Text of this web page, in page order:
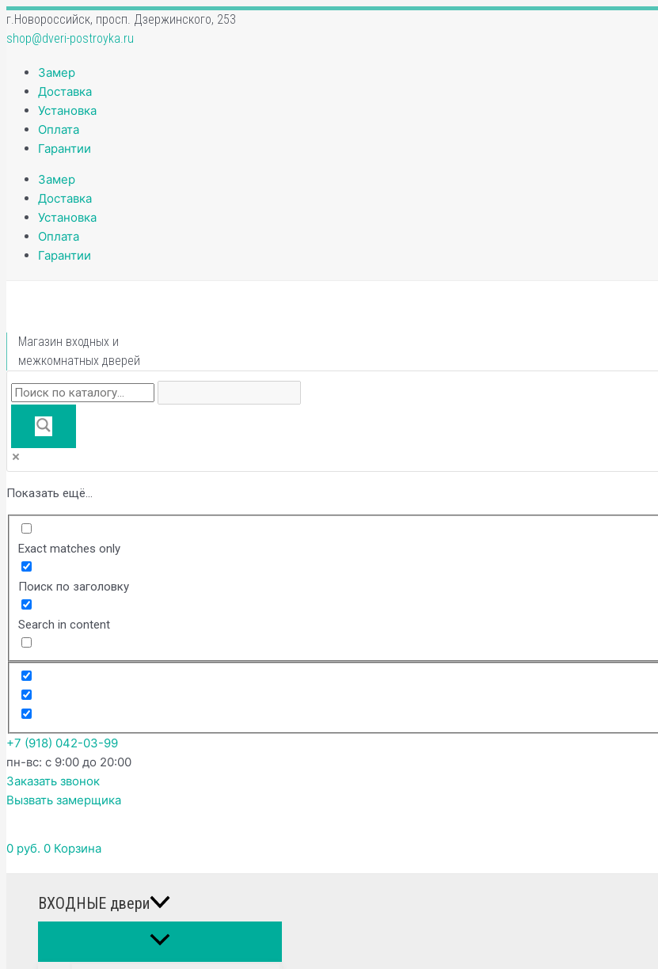
Перейти
к
содержимому
г.Новороссийск, просп. Дзержинского, 253
shop@dveri-postroyka.ru
Замер
Доставка
Установка
Оплата
Гарантии
Замер
Доставка
Установка
Оплата
Гарантии
Магазин входных и
межкомнатных дверей
Показать ещё...
Exact matches only
Поиск по заголовку
Search in content
+7 (918) 042-03-99
пн-вс: с 9:00 до 20:00
Заказать звонок
Вызвать замерщика
0 руб. 0 Корзина
ВХОДНЫЕ двери
Количество
товара
Ограничитель
напольный
Моrelli
DS1
BL
черный